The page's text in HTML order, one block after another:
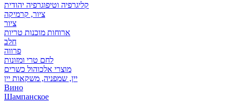
קליגרפיה וטיפוגרפיה יהודית
ציור, קרמיקה
ציור
ארוחות מוכנות טריות
חלב
פרווה
לחם טרי ומזונות
מוצרי אלכוהול כשרים
יין, שמפניה, משקאות יין
Вино
Шампанское